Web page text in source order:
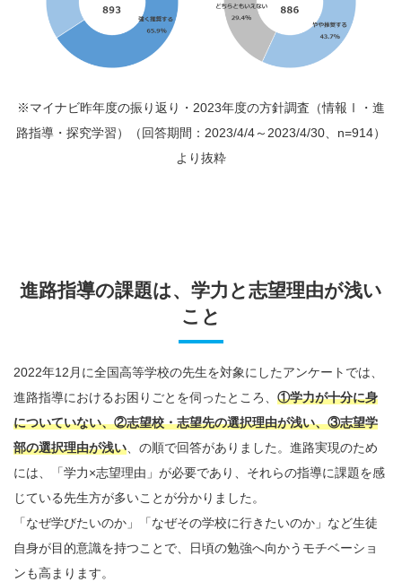
※マイナビ昨年度の振り返り・2023年度の方針調査（情報Ⅰ・進
路指導・探究学習）（回答期間：2023/4/4～2023/4/30、n=914）
より抜粋
進路指導の課題は、学力と志望理由が浅い
こと
2022年12月に全国高等学校の先生を対象にしたアンケートでは、
進路指導におけるお困りごとを伺ったところ、 ①学力が十分に身
についていない、②志望校・志望先の選択理由が浅い、③志望学
部の選択理由が浅い、の順で回答がありました。進路実現のため
には、「学力×志望理由」が必要であり、それらの指導に課題を感
じている先生方が多いことが分かりました。
「なぜ学びたいのか」「なぜその学校に行きたいのか」など生徒
自身が目的意識を持つことで、日頃の勉強へ向かうモチベーショ
ンも高まります。